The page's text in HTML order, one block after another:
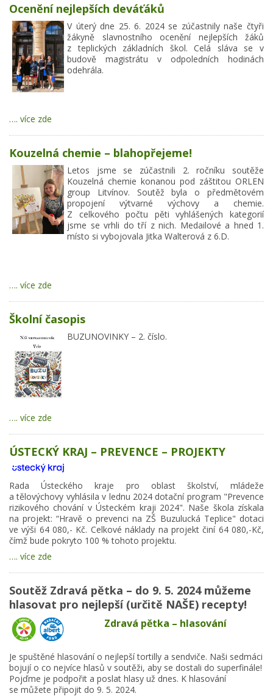
Ocenění nejlepších deváťáků
V úterý dne 25. 6. 2024 se zúčastnily naše čtyři
žákyně slavnostního ocenění nejlepších žáků
z teplických základních škol. Celá sláva se v
budově magistrátu v odpoledních hodinách
odehrála.
…. více zde
Kouzelná chemie – blahopřejeme!
Letos jsme se zúčastnili 2. ročníku soutěže
Kouzelná chemie konanou pod záštitou ORLEN
group Litvínov. Soutěž byla o předmětovém
propojení výtvarné výchovy a chemie.
Z celkového počtu pěti vyhlášených kategorií
jsme se vrhli do tří z nich. Medailové a hned 1.
místo si vybojovala Jitka Walterová z 6.D.
…. více zde
Školní časopis
BUZUNOVINKY – 2. číslo.
…. více zde
ÚSTECKÝ KRAJ – PREVENCE – PROJEKTY
Rada Ústeckého kraje pro oblast školství, mládeže
a tělovýchovy vyhlásila v lednu 2024 dotační program "Prevence
rizikového chování v Ústeckém kraji 2024". Naše škola získala
na projekt: “Hravě o prevenci na ZŠ Buzulucká Teplice" dotaci
ve výši 64 080,- Kč. Celkové náklady na projekt činí 64 080,-Kč,
čímž bude pokryto 100 % tohoto projektu.
…. více zde
Soutěž Zdravá pětka – do 9. 5. 2024 můžeme
hlasovat pro nejlepší (určitě NAŠE) recepty!
Zdravá pětka – hlasování
Je spuštěné hlasování o nejlepší tortilly a sendviče. Naši sedmáci
bojují o co nejvíce hlasů v soutěži, aby se dostali do superfinále!
Pojďme je podpořit a poslat hlasy už dnes. K hlasování
se můžete připojit do 9. 5. 2024.